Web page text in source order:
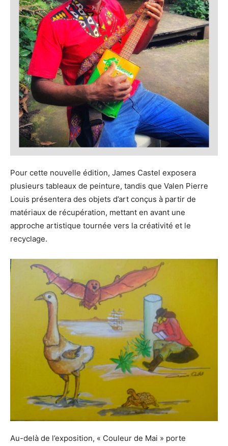
Pour cette nouvelle édition, James Castel exposera
plusieurs tableaux de peinture, tandis que Valen Pierre
Louis présentera des objets d’art conçus à partir de
matériaux de récupération, mettant en avant une
approche artistique tournée vers la créativité et le
recyclage.
Au-delà de l’exposition, « Couleur de Mai » porte